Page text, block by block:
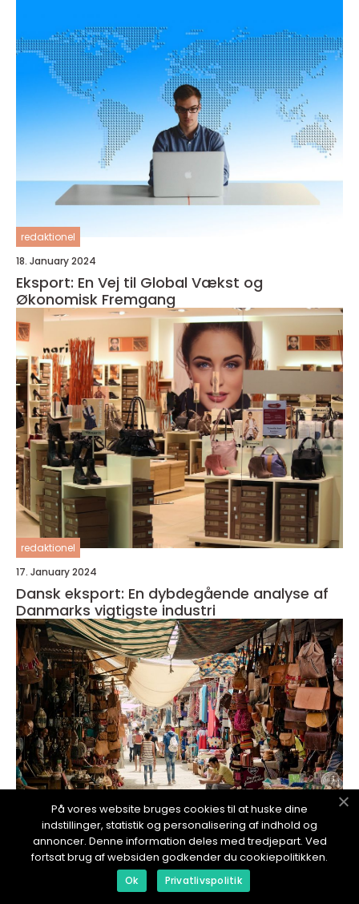
redaktionel
18. January 2024
Eksport: En Vej til Global Vækst og
Økonomisk Fremgang
redaktionel
17. January 2024
Dansk eksport: En dybdegående analyse af
Danmarks vigtigste industri
redaktionel
På vores website bruges cookies til at huske dine
indstillinger, statistik og personalisering af indhold og
annoncer. Denne information deles med tredjepart. Ved
fortsat brug af websiden godkender du cookiepolitikken.
Ok Privatlivspolitik